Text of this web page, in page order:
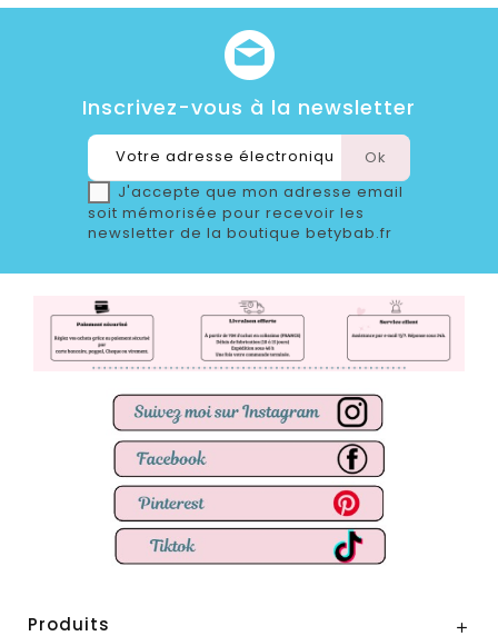
Inscrivez-vous à la newsletter
J'accepte que mon adresse email
soit mémorisée pour recevoir les
newsletter de la boutique betybab.fr
Produits 